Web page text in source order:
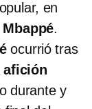
en
.
ocurrió tras
afición
durante y